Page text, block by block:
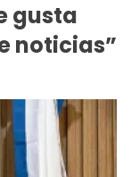
gusta
noticias”